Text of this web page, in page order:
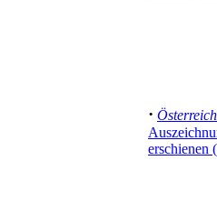
· Österreich
erschienen